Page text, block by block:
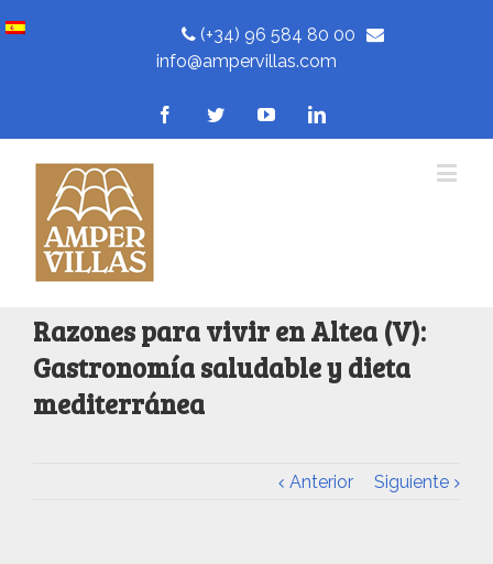
(+34) 96 584 80 00
info@ampervillas.com
Razones para vivir en Altea (V):
Gastronomía saludable y dieta
mediterránea
Anterior Siguiente